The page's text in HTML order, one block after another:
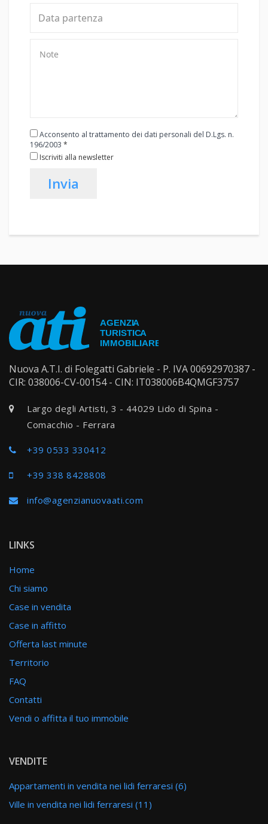
Acconsento al trattamento dei dati personali del D.Lgs. n.
196/2003 *
Iscriviti alla newsletter
Invia
Nuova A.T.I. di Folegatti Gabriele - P. IVA 00692970387 -
CIR: 038006-CV-00154 - CIN: IT038006B4QMGF3757
Largo degli Artisti, 3 - 44029 Lido di Spina -
Comacchio - Ferrara
+39 0533 330412
+39 338 8428808
info@agenzianuovaati.com
LINKS
Home
Chi siamo
Case in vendita
Case in affitto
Offerta last minute
Territorio
FAQ
Contatti
Vendi o affitta il tuo immobile
VENDITE
Appartamenti in vendita nei lidi ferraresi (6)
Ville in vendita nei lidi ferraresi (11)